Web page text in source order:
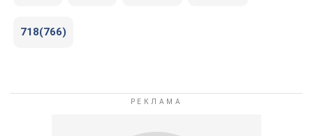
718(766)